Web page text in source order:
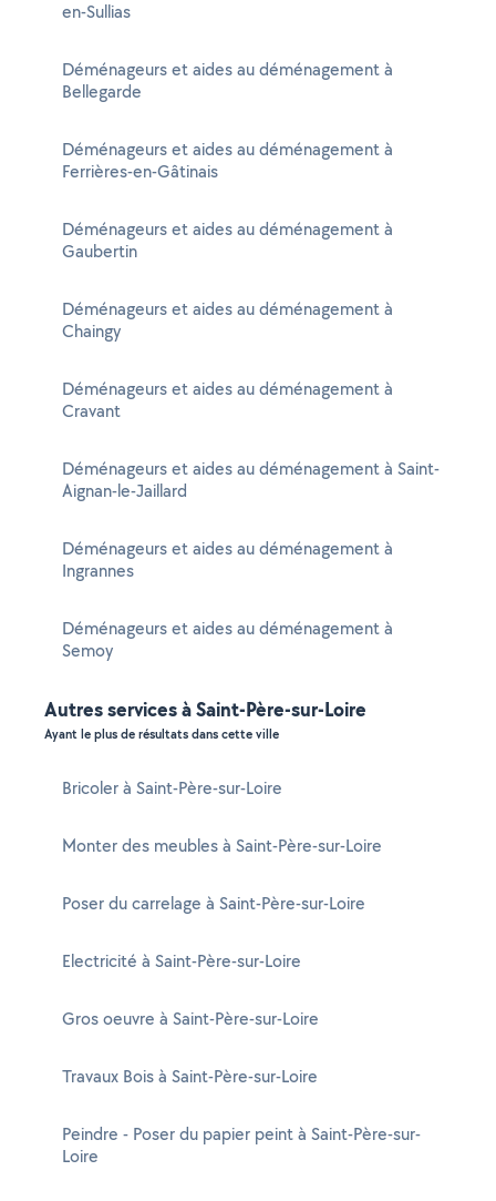
en-Sullias
Déménageurs et aides au déménagement à
Bellegarde
Déménageurs et aides au déménagement à
Ferrières-en-Gâtinais
Déménageurs et aides au déménagement à
Gaubertin
Déménageurs et aides au déménagement à
Chaingy
Déménageurs et aides au déménagement à
Cravant
Déménageurs et aides au déménagement à Saint-
Aignan-le-Jaillard
Déménageurs et aides au déménagement à
Ingrannes
Déménageurs et aides au déménagement à
Semoy
Autres services à Saint-Père-sur-Loire
Ayant le plus de résultats dans cette ville
Bricoler à Saint-Père-sur-Loire
Monter des meubles à Saint-Père-sur-Loire
Poser du carrelage à Saint-Père-sur-Loire
Electricité à Saint-Père-sur-Loire
Gros oeuvre à Saint-Père-sur-Loire
Travaux Bois à Saint-Père-sur-Loire
Peindre - Poser du papier peint à Saint-Père-sur-
Loire